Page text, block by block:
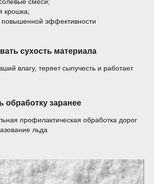
крошка;
повышенной эффективности
сухость материала
влагу, теряет сыпучесть и работает
обработку заранее
профилактическая обработка дорог
льда